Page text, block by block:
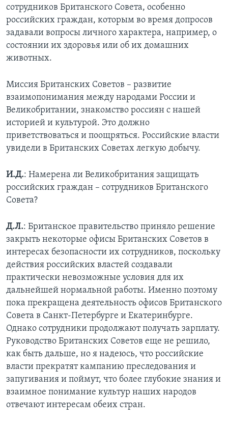
сотрудников Британского Совета, особенно
российских граждан, которым во время допросов
задавали вопросы личного характера, например, о
состоянии их здоровья или об их домашних
животных.
Миссия Британских Советов – развитие
взаимопонимания между народами России и
Великобритании, знакомство россиян с нашей
историей и культурой. Это должно
приветствоваться и поощряться. Российские власти
увидели в Британских Советах легкую добычу.
И.Д.: Намерена ли Великобритания защищать
российских граждан – сотрудников Британского
Совета?
Д.Л.: Британское правительство приняло решение
закрыть некоторые офисы Британских Советов в
интересах безопасности их сотрудников, поскольку
действия российских властей создавали
практически невозможные условия для их
дальнейшей нормальной работы. Именно поэтому
пока прекращена деятельность офисов Британского
Совета в Санкт-Петербурге и Екатеринбурге.
Однако сотрудники продолжают получать зарплату.
Руководство Британских Советов еще не решило,
как быть дальше, но я надеюсь, что российские
власти прекратят кампанию преследования и
запугивания и поймут, что более глубокие знания и
взаимное понимание культур наших народов
отвечают интересам обеих стран.